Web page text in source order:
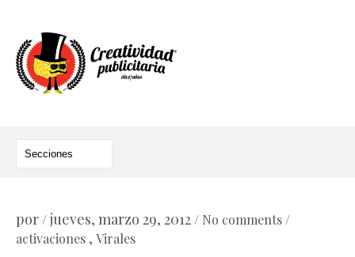
por /jueves, marzo 29, 2012 / No comments /
activaciones , Virales